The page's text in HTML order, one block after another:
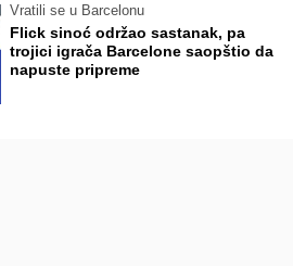
Vratili se u Barcelonu
Flick sinoć održao sastanak, pa
trojici igrača Barcelone saopštio da
napuste pripreme